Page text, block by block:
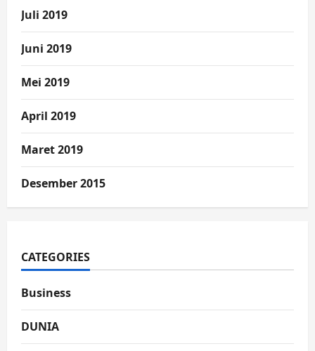
Juli 2019
Juni 2019
Mei 2019
April 2019
Maret 2019
Desember 2015
CATEGORIES
Business
DUNIA